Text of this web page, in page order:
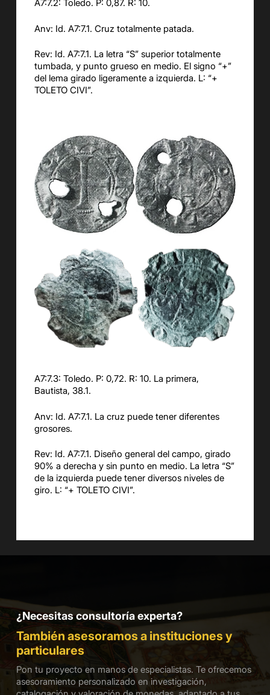
A7:7.2: Toledo. P: 0,87. R: 10.
Anv: Id. A7:7.1. Cruz totalmente patada.
Rev: Id. A7:7.1. La letra “S” superior totalmente
tumbada, y punto grueso en medio. El signo “+”
del lema girado ligeramente a izquierda. L: “+
TOLETO CIVI”.
A7:7.3: Toledo. P: 0,72. R: 10. La primera,
Bautista, 38.1.
Anv: Id. A7:7.1. La cruz puede tener diferentes
grosores.
Rev: Id. A7:7.1. Diseño general del campo, girado
90% a derecha y sin punto en medio. La letra “S”
de la izquierda puede tener diversos niveles de
giro. L: “+ TOLETO CIVI”.
¿Necesitas consultoría experta?
También asesoramos a instituciones y
particulares
Pon tu proyecto en manos de especialistas. Te ofrecemos
asesoramiento personalizado en investigación,